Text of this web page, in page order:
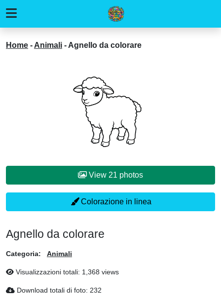
Home - Animali - Agnello da colorare
View 21 photos
Colorazione in linea
Agnello da colorare
Categoria: Animali
Visualizzazioni totali: 1,368 views
Download totali di foto: 232